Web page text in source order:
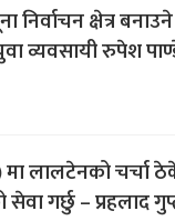
निर्वाचन क्षेत्र बनाउने
व्यवसायी रुपेश
मा लालटेनको चर्चा
गर्छु – प्रहलाद